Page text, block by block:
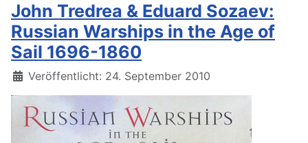
John Tredrea & Eduard Sozaev:
Russian Warships in the Age of
Sail 1696-1860
Details
Veröffentlicht: 24. September 2010